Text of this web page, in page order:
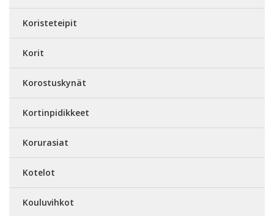
Koristeteipit
Korit
Korostuskynät
Kortinpidikkeet
Korurasiat
Kotelot
Kouluvihkot